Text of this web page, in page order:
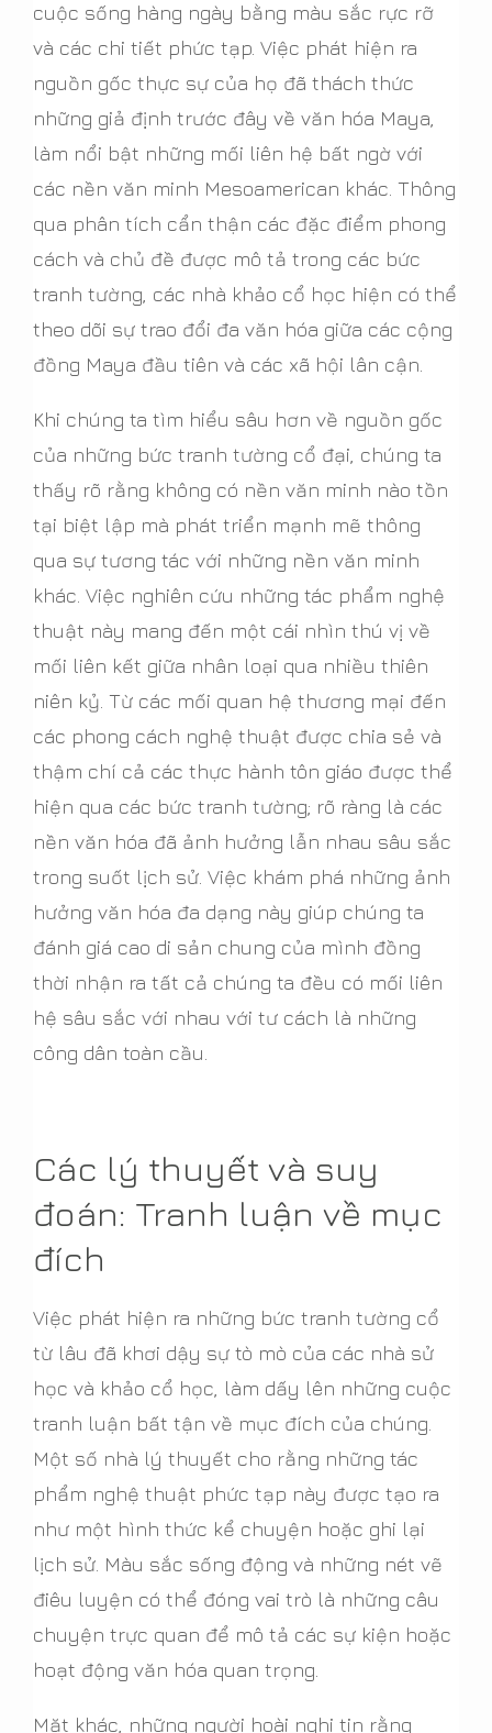
cuộc sống hàng ngày bằng màu sắc rực rỡ
và các chi tiết phức tạp. Việc phát hiện ra
nguồn gốc thực sự của họ đã thách thức
những giả định trước đây về văn hóa Maya,
làm nổi bật những mối liên hệ bất ngờ với
các nền văn minh Mesoamerican khác. Thông
qua phân tích cẩn thận các đặc điểm phong
cách và chủ đề được mô tả trong các bức
tranh tường, các nhà khảo cổ học hiện có thể
theo dõi sự trao đổi đa văn hóa giữa các cộng
đồng Maya đầu tiên và các xã hội lân cận.
Khi chúng ta tìm hiểu sâu hơn về nguồn gốc
của những bức tranh tường cổ đại, chúng ta
thấy rõ rằng không có nền văn minh nào tồn
tại biệt lập mà phát triển mạnh mẽ thông
qua sự tương tác với những nền văn minh
khác. Việc nghiên cứu những tác phẩm nghệ
thuật này mang đến một cái nhìn thú vị về
mối liên kết giữa nhân loại qua nhiều thiên
niên kỷ. Từ các mối quan hệ thương mại đến
các phong cách nghệ thuật được chia sẻ và
thậm chí cả các thực hành tôn giáo được thể
hiện qua các bức tranh tường; rõ ràng là các
nền văn hóa đã ảnh hưởng lẫn nhau sâu sắc
trong suốt lịch sử. Việc khám phá những ảnh
hưởng văn hóa đa dạng này giúp chúng ta
đánh giá cao di sản chung của mình đồng
thời nhận ra tất cả chúng ta đều có mối liên
hệ sâu sắc với nhau với tư cách là những
công dân toàn cầu.
Các lý thuyết và suy
đoán: Tranh luận về mục
đích
Việc phát hiện ra những bức tranh tường cổ
từ lâu đã khơi dậy sự tò mò của các nhà sử
học và khảo cổ học, làm dấy lên những cuộc
tranh luận bất tận về mục đích của chúng.
Một số nhà lý thuyết cho rằng những tác
phẩm nghệ thuật phức tạp này được tạo ra
như một hình thức kể chuyện hoặc ghi lại
lịch sử. Màu sắc sống động và những nét vẽ
điêu luyện có thể đóng vai trò là những câu
chuyện trực quan để mô tả các sự kiện hoặc
hoạt động văn hóa quan trọng.
Mặt khác, những người hoài nghi tin rằng